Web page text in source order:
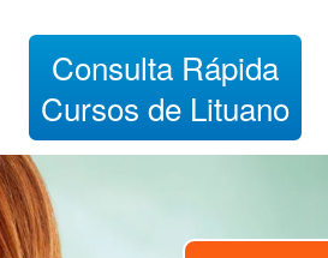
Consulta Rápida
Cursos de Lituano